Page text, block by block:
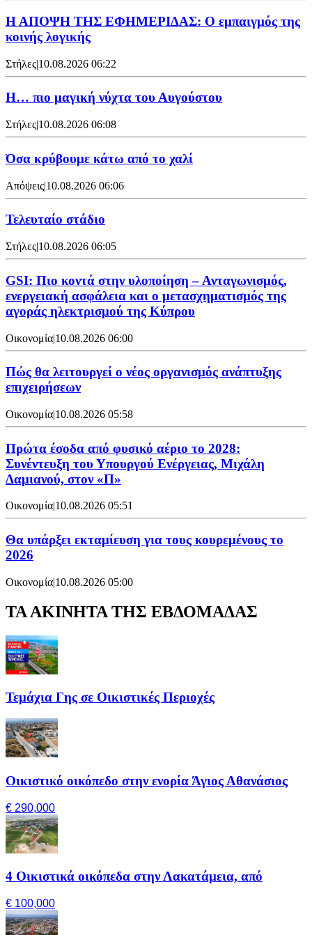
Η ΑΠΟΨΗ ΤΗΣ ΕΦΗΜΕΡΙΔΑΣ: Ο εμπαιγμός της
κοινής λογικής
Στήλες|10.08.2026 06:22
Η… πιο μαγική νύχτα του Αυγούστου
Στήλες|10.08.2026 06:08
Όσα κρύβουμε κάτω από το χαλί
Απόψεις|10.08.2026 06:06
Τελευταίο στάδιο
Στήλες|10.08.2026 06:05
GSI: Πιο κοντά στην υλοποίηση – Ανταγωνισμός,
ενεργειακή ασφάλεια και ο μετασχηματισμός της
αγοράς ηλεκτρισμού της Κύπρου
Οικονομία|10.08.2026 06:00
Πώς θα λειτουργεί ο νέος οργανισμός ανάπτυξης
επιχειρήσεων
Οικονομία|10.08.2026 05:58
Πρώτα έσοδα από φυσικό αέριο το 2028:
Συνέντευξη του Υπουργού Ενέργειας, Μιχάλη
Δαμιανού, στον «Π»
Οικονομία|10.08.2026 05:51
Θα υπάρξει εκταμίευση για τους κουρεμένους το
2026
Οικονομία|10.08.2026 05:00
ΤΑ ΑΚΙΝΗΤΑ ΤΗΣ ΕΒΔΟΜΑΔΑΣ
Τεμάχια Γης σε Οικιστικές Περιοχές
Οικιστικό οικόπεδο στην ενορία Άγιος Αθανάσιος
€ 290,000
4 Οικιστικά οικόπεδα στην Λακατάμεια, από
€ 100,000